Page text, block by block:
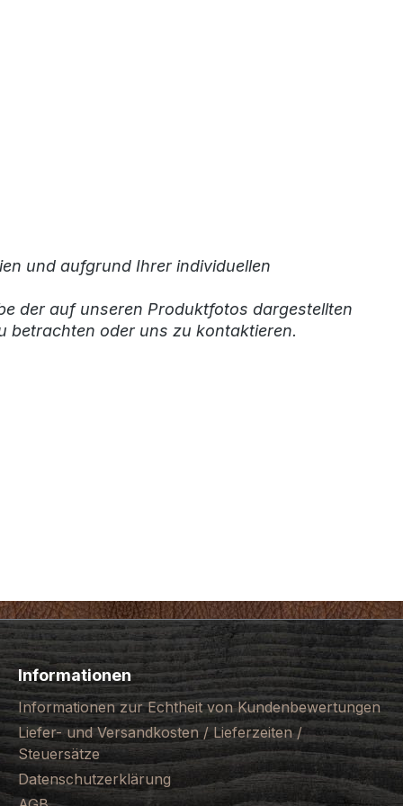
und aufgrund Ihrer individuellen
der auf unseren Produktfotos dargestellten
betrachten oder uns zu kontaktieren.
Informationen
Informationen zur Echtheit von Kundenbewertungen
Liefer- und Versandkosten / Lieferzeiten /
Steuersätze
Datenschutzerklärung